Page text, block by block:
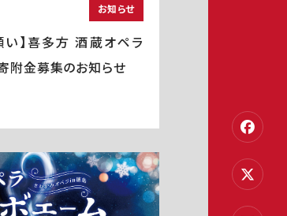
お知らせ
い】喜多方 酒蔵オペラ
寄附金募集のお知らせ